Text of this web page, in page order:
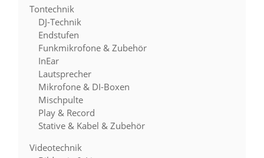
Tontechnik
DJ-Technik
Endstufen
Funkmikrofone & Zubehör
InEar
Lautsprecher
Mikrofone & DI-Boxen
Mischpulte
Play & Record
Stative & Kabel & Zubehör
Videotechnik